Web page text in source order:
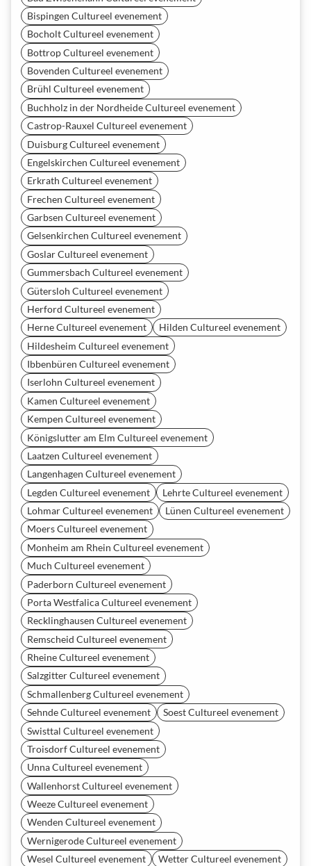
Bispingen Cultureel evenement
Bocholt Cultureel evenement
Bottrop Cultureel evenement
Bovenden Cultureel evenement
Brühl Cultureel evenement
Buchholz in der Nordheide Cultureel evenement
Castrop-Rauxel Cultureel evenement
Duisburg Cultureel evenement
Engelskirchen Cultureel evenement
Erkrath Cultureel evenement
Frechen Cultureel evenement
Garbsen Cultureel evenement
Gelsenkirchen Cultureel evenement
Goslar Cultureel evenement
Gummersbach Cultureel evenement
Gütersloh Cultureel evenement
Herford Cultureel evenement
Herne Cultureel evenement
Hilden Cultureel evenement
Hildesheim Cultureel evenement
Ibbenbüren Cultureel evenement
Iserlohn Cultureel evenement
Kamen Cultureel evenement
Kempen Cultureel evenement
Königslutter am Elm Cultureel evenement
Laatzen Cultureel evenement
Langenhagen Cultureel evenement
Legden Cultureel evenement
Lehrte Cultureel evenement
Lohmar Cultureel evenement
Lünen Cultureel evenement
Moers Cultureel evenement
Monheim am Rhein Cultureel evenement
Much Cultureel evenement
Paderborn Cultureel evenement
Porta Westfalica Cultureel evenement
Recklinghausen Cultureel evenement
Remscheid Cultureel evenement
Rheine Cultureel evenement
Salzgitter Cultureel evenement
Schmallenberg Cultureel evenement
Sehnde Cultureel evenement
Soest Cultureel evenement
Swisttal Cultureel evenement
Troisdorf Cultureel evenement
Unna Cultureel evenement
Wallenhorst Cultureel evenement
Weeze Cultureel evenement
Wenden Cultureel evenement
Wernigerode Cultureel evenement
Wesel Cultureel evenement
Wetter Cultureel evenement